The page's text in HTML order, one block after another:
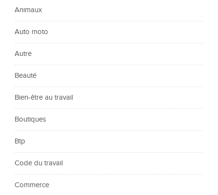
Animaux
Auto moto
Autre
Beauté
Bien-être au travail
Boutiques
Btp
Code du travail
Commerce